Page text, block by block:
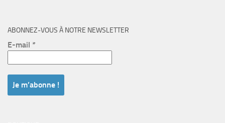
ABONNEZ-VOUS À NOTRE NEWSLETTER
E-mail *